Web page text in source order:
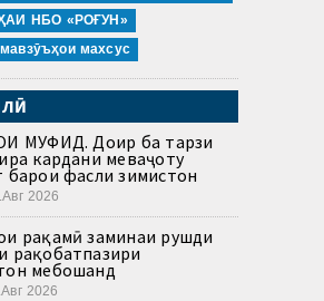
НБО «РОҒУН»
махсус
МУФИД. Доир ба тарзи
кардани меваҷоту
барои фасли зимистон
2026
рақамӣ заминаи рушди
рақобатпазири
мебошанд
2026